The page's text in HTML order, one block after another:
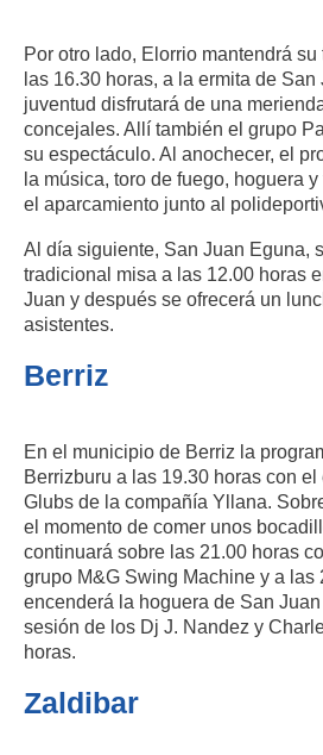
Por otro lado, Elorrio mantendrá
las 16.30 horas, a la ermita de
juventud disfrutará de una
concejales. Allí también el grupo
su espectáculo. Al anochecer, el
la música, toro de fuego, hoguera
el aparcamiento junto al
Al día siguiente, San Juan Eguna,
tradicional misa a las 12.00 horas
Juan y después se ofrecerá un
asistentes.
Berriz
En el municipio de Berriz la
Berrizburu a las 19.30 horas con
Glubs de la compañía Yllana.
el momento de comer unos
continuará sobre las 21.00 horas
grupo M&G Swing Machine y a las
encenderá la hoguera de San
sesión de los Dj J. Nandez y
horas.
Zaldibar